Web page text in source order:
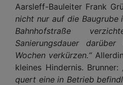
Aarsleff-Bauleiter Frank
nicht nur auf die Baugrube
Bahnhofstraße
Sanierungsdauer
Wochen verkürzen.“
kleines Hindernis. Brunner:
quert eine in Betrieb